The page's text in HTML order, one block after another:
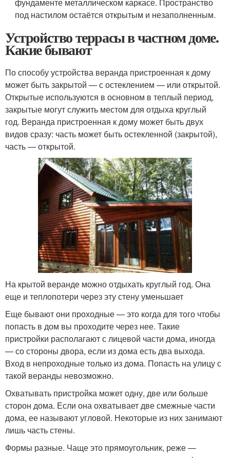
под настилом остаётся открытым и незаполненным.
Устройство террасы в частном доме.
Какие бывают
По способу устройства веранда пристроенная к дому
может быть закрытой — с остеклением — или открытой.
Открытые используются в основном в теплый период,
закрытые могут служить местом для отдыха круглый
год. Веранда пристроенная к дому может быть двух
видов сразу: часть может быть остекленной (закрытой),
часть — открытой.
На крытой веранде можно отдыхать круглый год. Она
еще и теплопотери через эту стену уменьшает
Еще бывают они проходные — это когда для того чтобы
попасть в дом вы проходите через нее. Такие
пристройки располагают с лицевой части дома, иногда
— со стороны двора, если из дома есть два выхода.
Вход в непроходные только из дома. Попасть на улицу с
такой веранды невозможно.
Охватывать пристройка может одну, две или больше
сторон дома. Если она охватывает две смежные части
дома, ее называют угловой. Некоторые из них занимают
лишь часть стены.
Формы разные. Чаще это прямоугольник, реже —